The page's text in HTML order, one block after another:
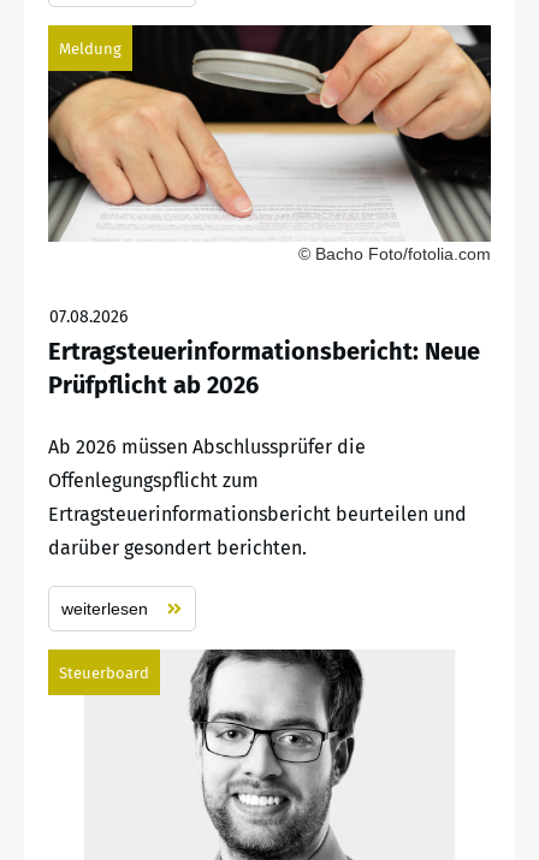
Meldung
© Bacho Foto/fotolia.com
07.08.2026
Ertragsteuerinformationsbericht: Neue
Prüfpflicht ab 2026
Ab 2026 müssen Abschlussprüfer die
Offenlegungspflicht zum
Ertragsteuerinformationsbericht beurteilen und
darüber gesondert berichten.
weiterlesen
Steuerboard